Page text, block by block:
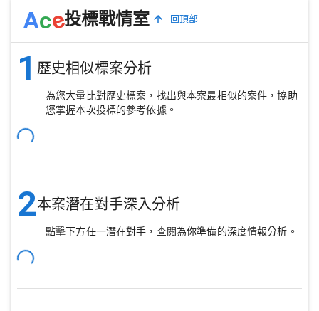
Ace投標戰情室 回頂部
1 歷史相似標案分析
為您大量比對歷史標案，找出與本案最相似的案件，協助
您掌握本次投標的參考依據。
2本案潛在對手深入分析
點擊下方任一潛在對手，查閱為你準備的深度情報分析。